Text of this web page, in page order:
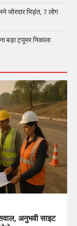
जोरदार भिड़ंत, 7 लोग
बड़ा ट्यूमर निकाला
अनुभवी साइट